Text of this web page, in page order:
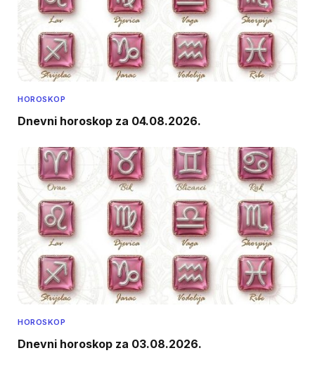
HOROSKOP
Dnevni horoskop za 04.08.2026.
HOROSKOP
Dnevni horoskop za 03.08.2026.